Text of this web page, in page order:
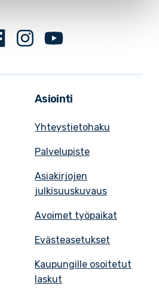
FacebookInstagram
Asiointi
Yhteystietohaku
Palvelupiste
Asiakirjojen
julkisuuskuvaus
Avoimet työpaikat
Evästeasetukset
Kaupungille osoitetut
laskut